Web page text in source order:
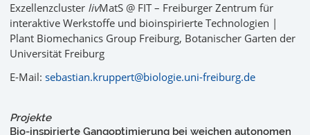
Exzellenzcluster livMatS @ FIT – Freiburger Zentrum für
interaktive Werkstoffe und bioinspirierte Technologien |
Plant Biomechanics Group Freiburg, Botanischer Garten der
Universität Freiburg
E-Mail: sebastian.kruppert@biologie.uni-freiburg.de
Projekte
Bio-inspirierte Gangoptimierung bei weichen autonomen